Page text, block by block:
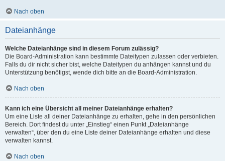
Nach oben
Dateianhänge
Welche Dateianhänge sind in diesem Forum zulässig?
Die Board-Administration kann bestimmte Dateitypen zulassen oder verbieten.
Falls du dir nicht sicher bist, welche Dateitypen du anhängen kannst und du
Unterstützung benötigst, wende dich bitte an die Board-Administration.
Nach oben
Kann ich eine Übersicht all meiner Dateianhänge erhalten?
Um eine Liste all deiner Dateianhänge zu erhalten, gehe in den persönlichen
Bereich. Dort findest du unter „Einstieg“ einen Punkt „Dateianhänge
verwalten“, über den du eine Liste deiner Dateianhänge erhalten und diese
verwalten kannst.
Nach oben